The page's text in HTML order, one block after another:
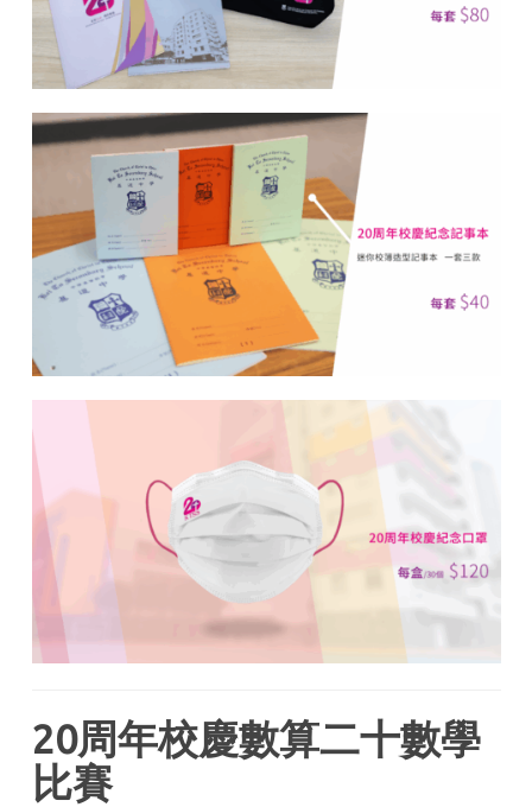
20周年校慶數算二十數學
比賽